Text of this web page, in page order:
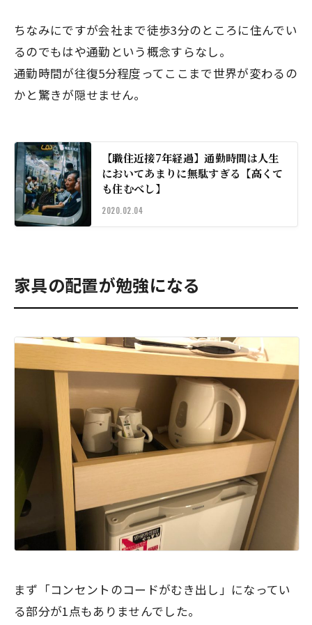
ちなみにですが会社まで徒歩3分のところに住んでい
るのでもはや通勤という概念すらなし。
通勤時間が往復5分程度ってここまで世界が変わるの
かと驚きが隠せません。
【職住近接7年経過】通勤時間は人生
においてあまりに無駄すぎる【高くて
も住むべし】
2020.02.04
家具の配置が勉強になる
まず「コンセントのコードがむき出し」になってい
る部分が1点もありませんでした。